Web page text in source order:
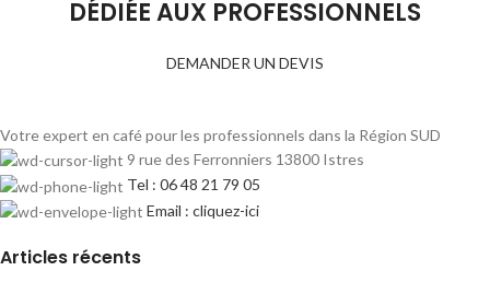
DÉDIÉE AUX PROFESSIONNELS
DEMANDER UN DEVIS
Votre expert en café pour les professionnels dans la Région SUD
9 rue des Ferronniers 13800 Istres
Tel : 06 48 21 79 05
Email : cliquez-ici
Articles récents